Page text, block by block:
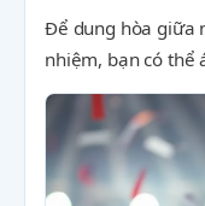
Để dung hòa giữa
nhiệm, bạn có thể